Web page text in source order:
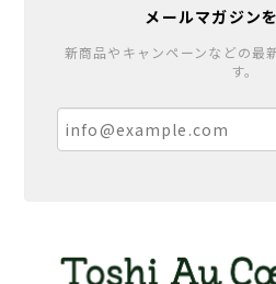
メールマガジン
新商品やキャンペーンなどの最
す。